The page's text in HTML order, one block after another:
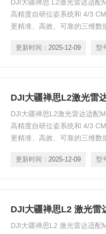
DJI大疆禅思 L2激光雷达适配
高精度自研位姿系统和 4/3
更精准、高效、可靠的三维数
更新时间： 2025-12-09 型
DJI大疆禅思L2激光雷
DJI大疆禅思L2激光雷达适配
高精度自研位姿系统和 4/3
更精准、高效、可靠的三维数
更新时间： 2025-12-09 型
DJI大疆禅思L2 激光雷
DJI大疆禅思L2 激光雷达适配